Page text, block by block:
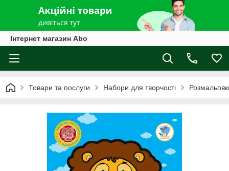
Інтернет магазин Abo
Товари та послуги Набори для творчості